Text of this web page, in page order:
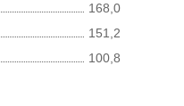
168,0
151,2
100,8